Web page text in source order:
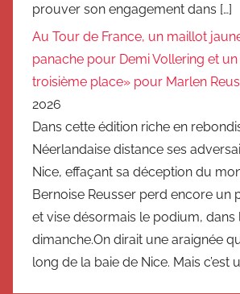
prouver son engagement dans […]
Au Tour de France, un maillot
panache pour Demi Vollering et
troisième place» pour Marlen
2026
Dans cette édition riche en
Néerlandaise distance ses
Nice, effaçant sa déception du
Bernoise Reusser perd encore un
et vise désormais le podium, dans
dimanche.On dirait une araignée
long de la baie de Nice. Mais c’est